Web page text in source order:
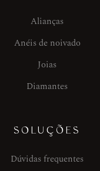
Alianças
Anéis de noivado
Joias
Diamantes
SOLUÇÕES
Dúvidas frequentes